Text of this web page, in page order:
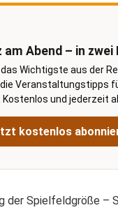
am Abend – in zwei
Wichtigste aus der
Veranstaltungstipps
Kostenlos und jederzeit
kostenlos
der Spielfeldgröße –